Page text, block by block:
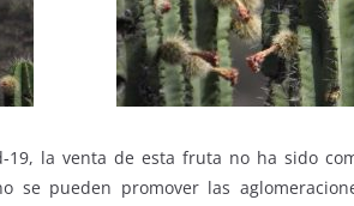
la venta de esta fruta no ha sido
se pueden promover las